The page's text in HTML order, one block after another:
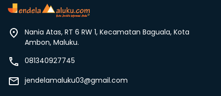
Nania Atas, RT 6 RW 1, Kecamatan Baguala, Kota
Ambon, Maluku.
081340927745
jendelamaluku03@gmail.com